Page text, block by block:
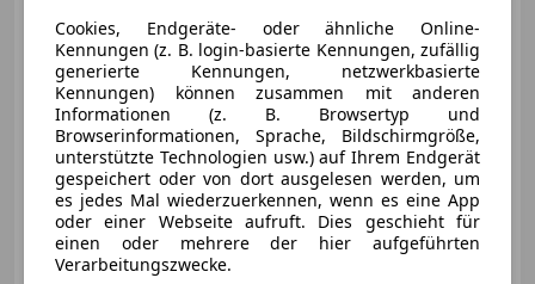
€ 5 990
07/2012 45 000 km
Cookies, Endgeräte- oder ähnliche Online-
Kennungen (z. B. login-basierte Kennungen, zufällig
generierte Kennungen, netzwerkbasierte
Kennungen) können zusammen mit anderen
Informationen (z. B. Browsertyp und
Browserinformationen, Sprache, Bildschirmgröße,
unterstützte Technologien usw.) auf Ihrem Endgerät
gespeichert oder von dort ausgelesen werden, um
es jedes Mal wiederzuerkennen, wenn es eine App
oder einer Webseite aufruft. Dies geschieht für
einen oder mehrere der hier aufgeführten
Verarbeitungszwecke.